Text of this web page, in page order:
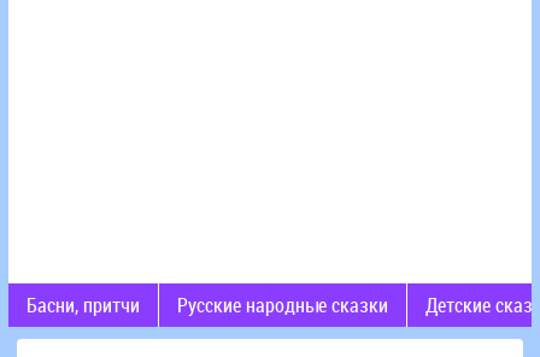
Басни, притчи Русские народные сказки Детские